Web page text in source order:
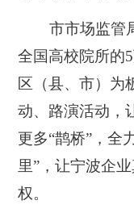
市市场监管
全国高校院所的
区（县、市）为
动、路演活动，
更多“鹊桥”，全
里”，让宁波企
权。